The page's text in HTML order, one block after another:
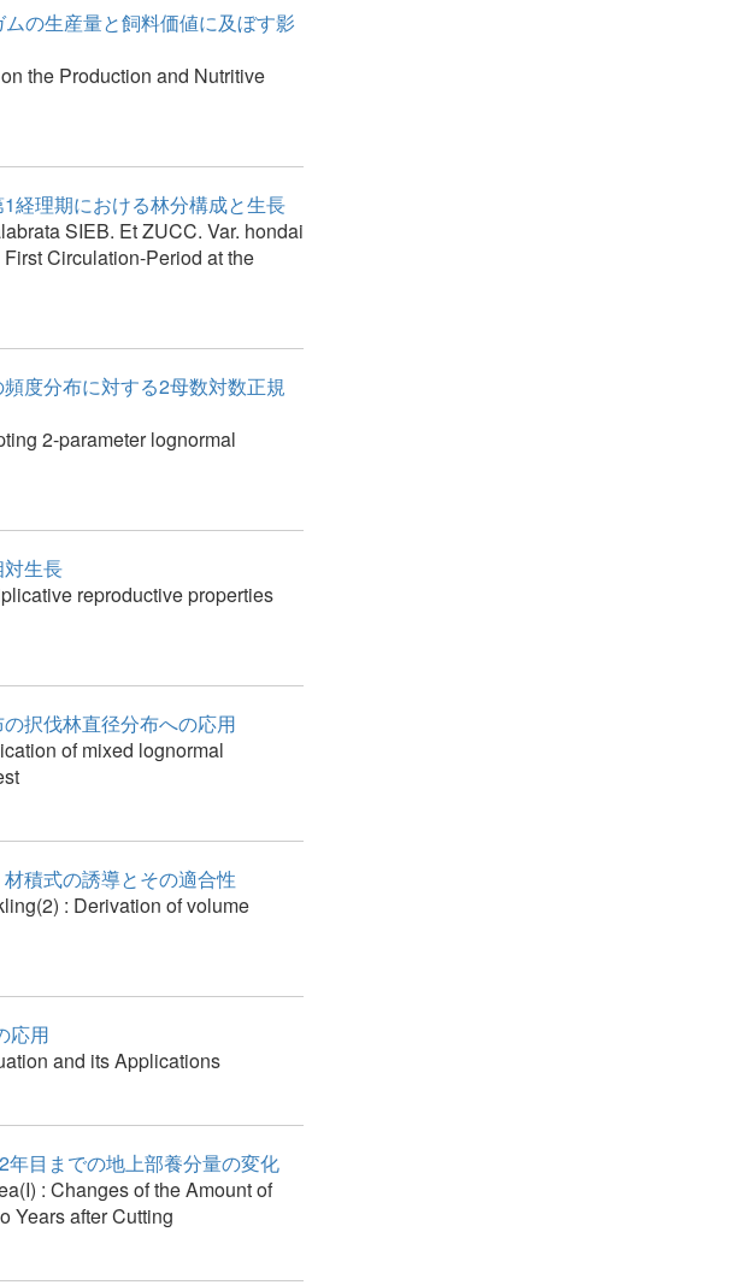
の生産量と飼料価値に及ぼす影
the Production and Nutritive
経理期における林分構成と生長
SIEB. Et ZUCC. Var. hondai
Circulation-Period at the
度分布に対する2母数対数正規
2-parameter lognormal
生長
reproductive properties
択伐林直径分布への応用
of mixed lognormal
積式の誘導とその適合性
: Derivation of volume
応用
and its Applications
年目までの地上部養分量の変化
: Changes of the Amount of
Years after Cutting